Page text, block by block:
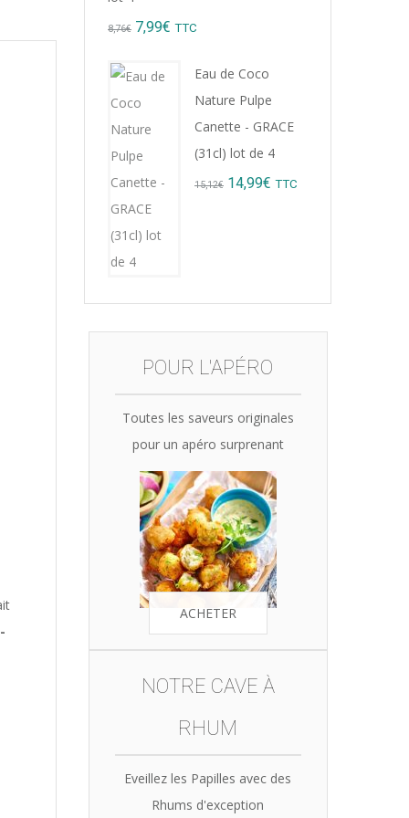
8,76€ Original
was:
7,99€ Current
TTC
Eau de Coco
Nature Pulpe
Canette - GRACE
(31cl) lot de 4
15,12€ Original
14,99€ Current
TTC
POUR L'APÉRO
Toutes les saveurs originales
pour un apéro surprenant
ACHETER
NOTRE CAVE À
RHUM
Eveillez les Papilles avec des
Rhums d'exception